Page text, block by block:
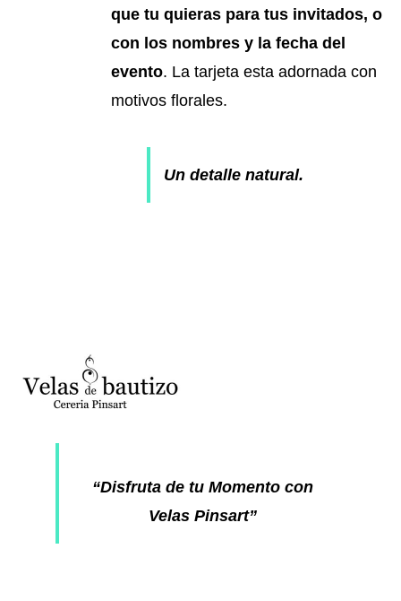
que tu quieras para tus invitados, o
con los nombres y la fecha del
evento. La tarjeta esta adornada con
motivos florales.
Un detalle natural.
“Disfruta de tu Momento con
Velas Pinsart”